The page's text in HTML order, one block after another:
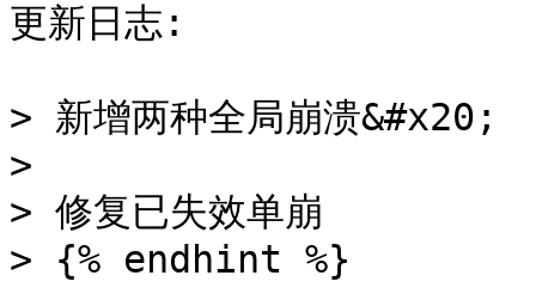
更新日志:
> 新增两种全局崩溃&#x20;
>
> 修复已失效单崩
> {% endhint %}